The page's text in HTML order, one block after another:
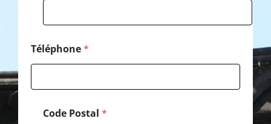
d
e
Téléphone*
Code Postal *